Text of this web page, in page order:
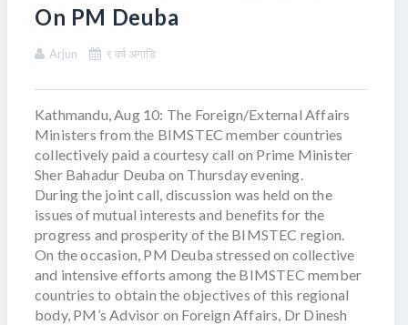
On PM Deuba
Arjun ९ वर्ष अगाडि
Kathmandu, Aug 10: The Foreign/External Affairs
Ministers from the BIMSTEC member countries
collectively paid a courtesy call on Prime Minister
Sher Bahadur Deuba on Thursday evening.
During the joint call, discussion was held on the
issues of mutual interests and benefits for the
progress and prosperity of the BIMSTEC region.
On the occasion, PM Deuba stressed on collective
and intensive efforts among the BIMSTEC member
countries to obtain the objectives of this regional
body, PM’s Advisor on Foreign Affairs, Dr Dinesh